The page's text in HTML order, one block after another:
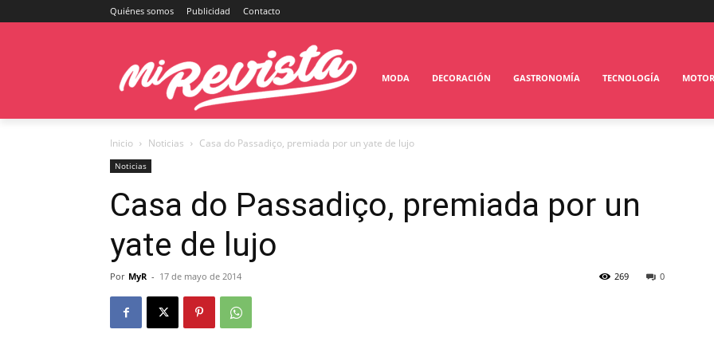
Quiénes somos Publicidad Contacto
MODA DECORACIÓN GASTRONOMÍA TECNOLOGÍA MOTOR
Inicio Noticias Casa do Passadiço, premiada por un yate de lujo
Noticias
Casa do Passadiço, premiada por un
yate de lujo
Por MyR - 17 de mayo de 2014 0
269